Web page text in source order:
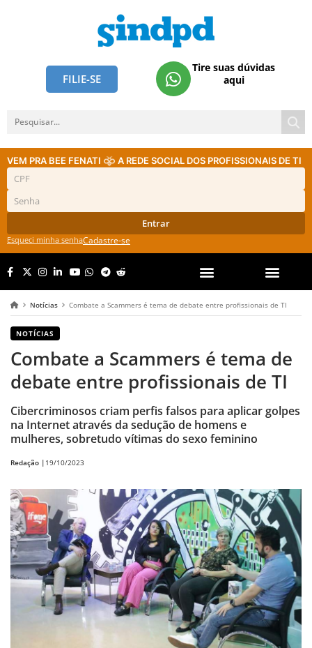
FILIE-SE
Tire suas dúvidas
aqui
VEM PRA BEE FENATI A REDE SOCIAL DOS PROFISSIONAIS DE TI
Entrar
Esqueci minha senhaCadastre-se
Notícias Combate a Scammers é tema de debate entre profissionais de TI
NOTÍCIAS
Combate a Scammers é tema de
debate entre profissionais de TI
Cibercriminosos criam perfis falsos para aplicar golpes
na Internet através da sedução de homens e
mulheres, sobretudo vítimas do sexo feminino
Redação | 19/10/2023